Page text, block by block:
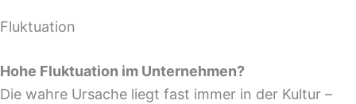
Fluktuation
Hohe Fluktuation im Unternehmen?
Die wahre Ursache liegt fast immer in der Kultur –